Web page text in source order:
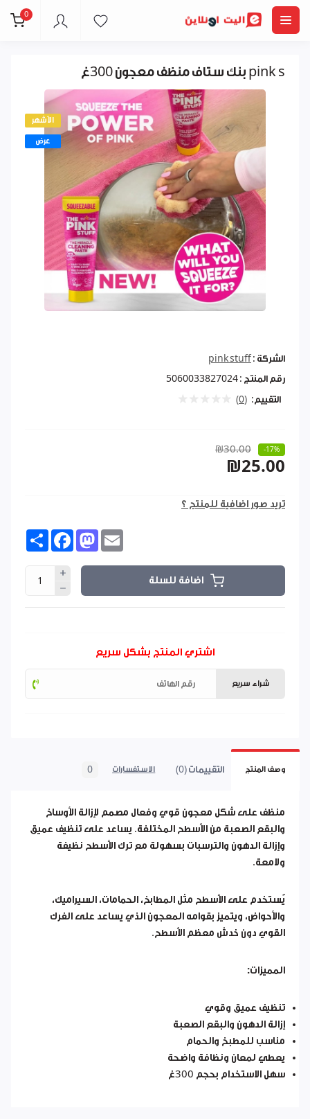
0
بنك ستاف منظف معجون 300غ pink s
الأشهر
عرض
الشركة : pink stuff
رقم المنتج : 5060033827024
التقييم: (0)
₪30.00 -17%
₪25.00
تريد صور اضافية للمنتج ؟
Share FacebookMastodon
اضافة للسلة
اشتري المنتج بشكل سريع
شراء سريع
وصف المنتج التقييمات (0) الاستفسارات 0
منظف على شكل معجون قوي وفعال مصمم لإزالة الأوساخ
والبقع الصعبة من الأسطح المختلفة. يساعد على تنظيف عميق
وإزالة الدهون والترسبات بسهولة مع ترك الأسطح نظيفة
ولامعة.
يُستخدم على الأسطح مثل المطابخ، الحمامات، السيراميك،
والأحواض، ويتميز بقوامه المعجون الذي يساعد على الفرك
القوي دون خدش معظم الأسطح.
المميزات:
تنظيف عميق وقوي
إزالة الدهون والبقع الصعبة
مناسب للمطبخ والحمام
يعطي لمعان ونظافة واضحة
سهل الاستخدام بحجم 300غ